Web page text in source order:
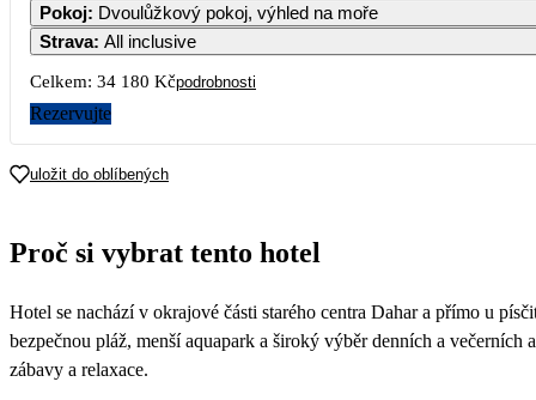
Pokoj: Dvoulůžkový pokoj, výhled na moře
Strava: All inclusive
Celkem: 34 180 Kčpodrobnosti
Rezervujte
uložit do oblíbených
Proč si vybrat tento hotel
Hotel se nachází v okrajové části starého centra Dahar a přímo u
bezpečnou pláž, menší aquapark a široký výběr denních a
zábavy a relaxace.